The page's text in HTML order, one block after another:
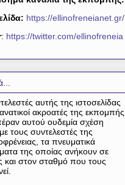
https://ellinofreneianet.gr/
: https://twitter.com/ellinofreneia
αυτής της ιστοσελίδας
ακροατές της εκπομπής
αυτού ουδεμία σχέση
τους συντελεστές της
τα πνευματικά
της οποίας ανήκουν σε
και στον σταθμό που τους